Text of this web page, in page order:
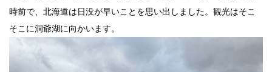
時前で、北海道は日没が早いことを思い出しました。観光はそこ
そこに洞爺湖に向かいます。